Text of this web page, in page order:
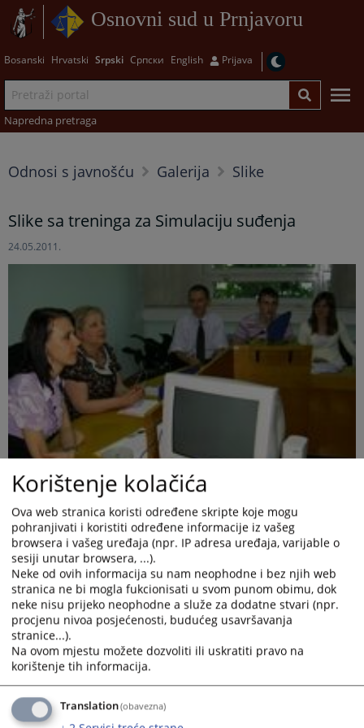
Osnovni sud u Prnjavoru
Bosanski Hrvatski Srpski Српски English Prijava
Napredna pretraga
Odnosi s javnošću Galerija Slike
Slike sa treninga za Simulaciju suđenja
24.05.2011.
U sudnici Osnovnog suda u Prnjavoru 23. maja 2011. godine
učenici Gimnazije "Rada Vranješević" iz Prnjavora održali
trening za Simulaciju suđenja, po pilot projektu: Podrška
pravosuđu BiH – obrazovanje učenika i komunikacija sa
lokalnom zajednicom, koji implementira Fondacija Mediacentar
Korištenje kolačića
Ova web stranica koristi određene skripte koje mogu
pohranjivati i koristiti određene informacije iz vašeg
browsera i vašeg uređaja (npr. IP adresa uređaja, varijable o
sesiji unutar browsera, ...).
Neke od ovih informacija su nam neophodne i bez njih web
stranica ne bi mogla fukcionisati u svom punom obimu, dok
neke nisu prijeko neophodne a služe za dodatne stvari (npr.
procjenu nivoa posjećenosti, budućeg usavršavanja
stranice...).
Na ovom mjestu možete dozvoliti ili uskratiti pravo na
korištenje tih informacija.
Translation(obavezna)